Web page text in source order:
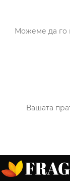
Можеме да го
Вашата